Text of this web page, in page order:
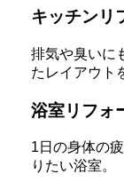
キッチンリ
排気や臭いに
たレイアウト
浴室リフォ
1日の身体の
りたい浴室。